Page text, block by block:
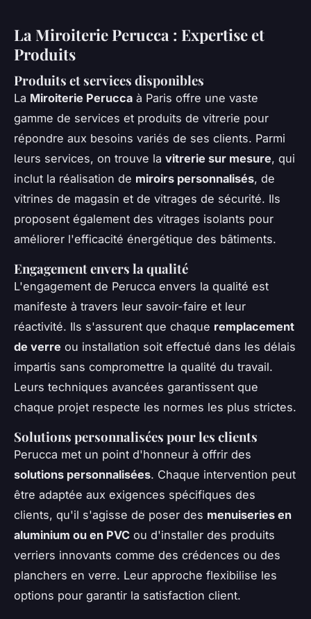
La Miroiterie Perucca : Expertise et
Produits
Produits et services disponibles
La Miroiterie Perucca à Paris offre une vaste
gamme de services et produits de vitrerie pour
répondre aux besoins variés de ses clients. Parmi
leurs services, on trouve la vitrerie sur mesure, qui
inclut la réalisation de miroirs personnalisés, de
vitrines de magasin et de vitrages de sécurité. Ils
proposent également des vitrages isolants pour
améliorer l'efficacité énergétique des bâtiments.
Engagement envers la qualité
L'engagement de Perucca envers la qualité est
manifeste à travers leur savoir-faire et leur
réactivité. Ils s'assurent que chaque remplacement
de verre ou installation soit effectué dans les délais
impartis sans compromettre la qualité du travail.
Leurs techniques avancées garantissent que
chaque projet respecte les normes les plus strictes.
Solutions personnalisées pour les clients
Perucca met un point d'honneur à offrir des
solutions personnalisées. Chaque intervention peut
être adaptée aux exigences spécifiques des
clients, qu'il s'agisse de poser des menuiseries en
aluminium ou en PVC ou d'installer des produits
verriers innovants comme des crédences ou des
planchers en verre. Leur approche flexibilise les
options pour garantir la satisfaction client.